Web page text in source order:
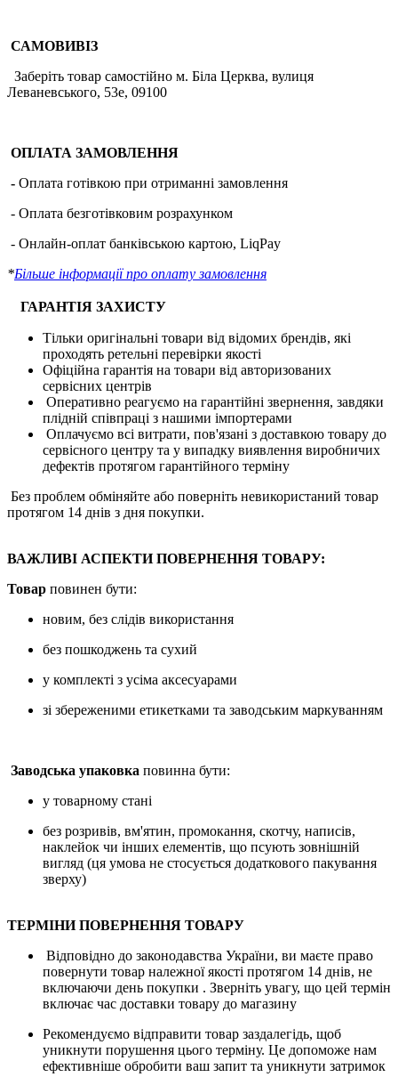
САМОВИВІЗ
Заберіть товар самостійно м. Біла Церква, вулиця
Леваневського, 53е, 09100
ОПЛАТА ЗАМОВЛЕННЯ
- Оплата готівкою при отриманні замовлення
- Оплата безготівковим розрахунком
- Онлайн-оплат банківською картою, LiqPay
*Більше інформації про оплату замовлення
ГАРАНТІЯ ЗАХИСТУ
Тільки оригінальні товари від відомих брендів, які
проходять ретельні перевірки якості
Офіційна гарантія на товари від авторизованих
сервісних центрів
Оперативно реагуємо на гарантійні звернення, завдяки
плідній співпраці з нашими імпортерами
Оплачуємо всі витрати, пов'язані з доставкою товару до
сервісного центру та у випадку виявлення виробничих
дефектів протягом гарантійного терміну
Без проблем обміняйте або поверніть невикористаний товар
протягом 14 днів з дня покупки.
ВАЖЛИВІ АСПЕКТИ ПОВЕРНЕННЯ ТОВАРУ:
Товар повинен бути:
новим, без слідів використання
без пошкоджень та сухий
у комплекті з усіма аксесуарами
зі збереженими етикетками та заводським маркуванням
Заводська упаковка повинна бути:
у товарному стані
без розривів, вм'ятин, промокання, скотчу, написів,
наклейок чи інших елементів, що псують зовнішній
вигляд (ця умова не стосується додаткового пакування
зверху)
ТЕРМІНИ ПОВЕРНЕННЯ ТОВАРУ
Відповідно до законодавства України, ви маєте право
повернути товар належної якості протягом 14 днів, не
включаючи день покупки . Зверніть увагу, що цей термін
включає час доставки товару до магазину
Рекомендуємо відправити товар заздалегідь, щоб
уникнути порушення цього терміну. Це допоможе нам
ефективніше обробити ваш запит та уникнути затримок